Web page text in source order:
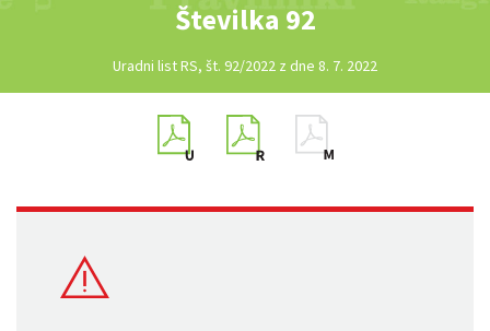
Številka 92
Uradni list RS, št. 92/2022 z dne 8. 7. 2022